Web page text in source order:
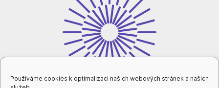
Používáme cookies k optimalizaci našich webových stránek a našich